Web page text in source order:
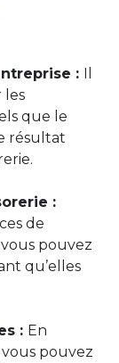
: Il
les
que le
résultat
:
de
pouvez
qu’elles
: En
pouvez